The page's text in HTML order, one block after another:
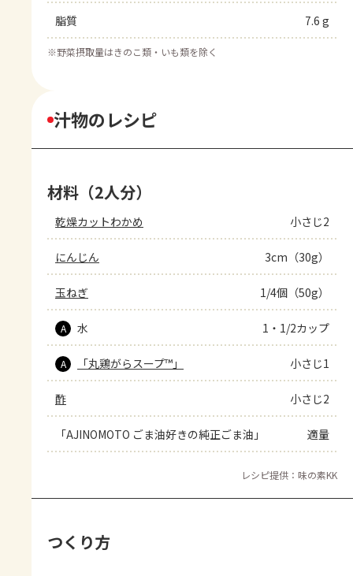
脂質 7.6 g
※野菜摂取量はきのこ類・いも類を除く
汁物のレシピ
材料（2人分）
乾燥カットわかめ 小さじ2
にんじん 3cm（30g）
玉ねぎ 1/4個（50g）
A 水 1・1/2カップ
A 「丸鶏がらスープ™」 小さじ1
酢 小さじ2
「AJINOMOTO ごま油好きの純正ごま油」 適量
レシピ提供：味の素KK
つくり方